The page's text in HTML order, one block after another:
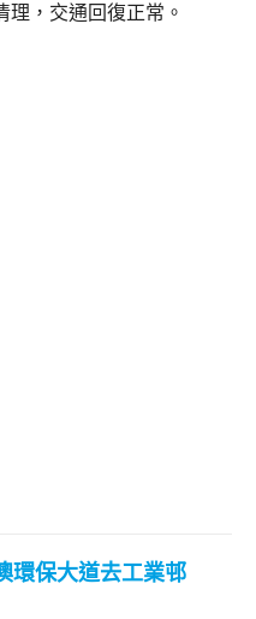
，交通回復正常。
環保大道去工業邨